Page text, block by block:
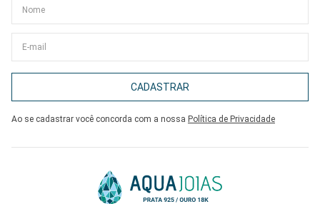
CADASTRAR
Ao se cadastrar você concorda com a nossa Política de Privacidade